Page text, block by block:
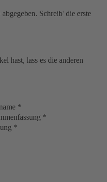
Schreib' die erste
hast, lass es die anderen
*
*
*